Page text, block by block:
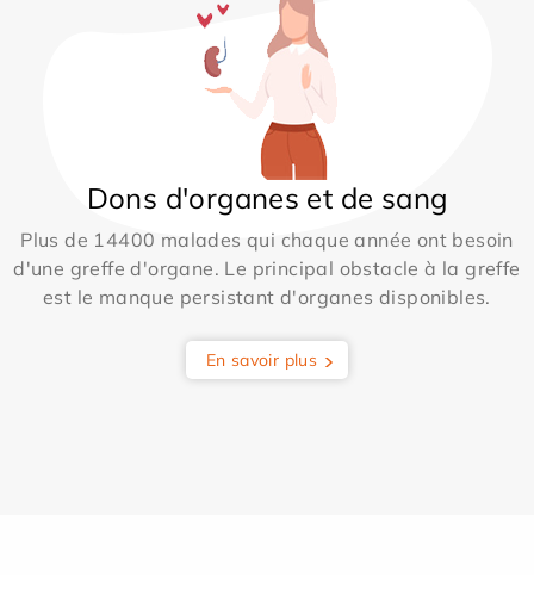
Dons d'organes et de sang
Plus de 14400 malades qui chaque année ont besoin
d'une greffe d'organe. Le principal obstacle à la greffe
est le manque persistant d'organes disponibles.
En savoir plus